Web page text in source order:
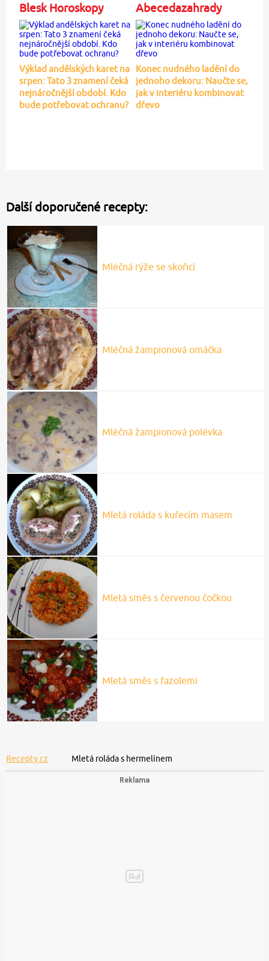
Blesk Horoskopy
Výklad andělských karet na
srpen: Tato 3 znamení čeká
nejnáročnější období. Kdo
bude potřebovat ochranu?
Abecedazahrady
Konec nudného ladění do
jednoho dekoru: Naučte se,
jak v interiéru kombinovat
dřevo
Další doporučené recepty:
Mléčná rýže se skořicí
Mléčná žampionová omáčka
Mléčná žampionová polévka
Mletá roláda s kuřecím masem
Mletá směs s červenou čočkou
Mletá směs s fazolemi
Recepty.cz Mletá roláda s hermelínem